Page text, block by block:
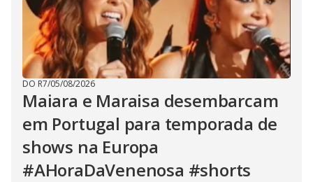
DO R7/05/08/2026
Maiara e Maraisa desembarcam
em Portugal para temporada de
shows na Europa
#AHoraDaVenenosa #shorts